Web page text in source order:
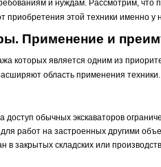
и нуждам. Рассмотрим,
приобретения этой техники именно у
Применение и
которых является одним из
область применения техники.
доступ обычных экскаваторов
работ на застроенных другими
в закрытых складских или